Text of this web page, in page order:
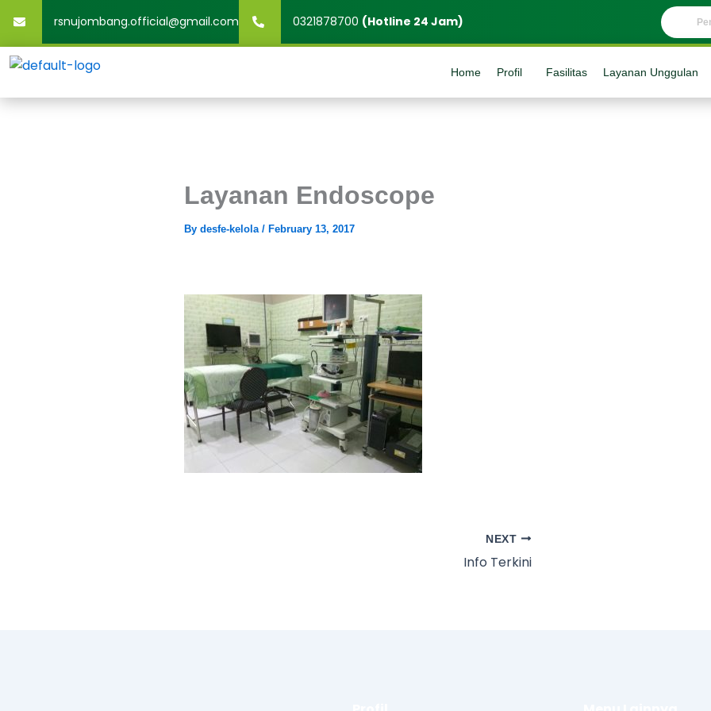
content
rsnujombang.official@gmail.com 0321878700 (Hotline 24 Jam)
Home Profil Fasilitas Layanan Unggulan
Layanan Endoscope
By desfe-kelola / February 13, 2017
NEXT
Info Terkini